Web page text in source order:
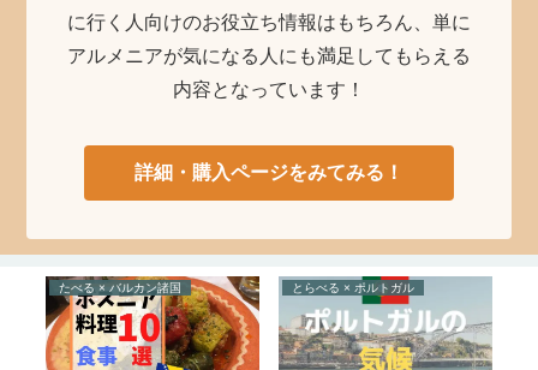
に行く人向けのお役立ち情報はもちろん、単に
アルメニアが気になる人にも満足してもらえる
内容となっています！
詳細・購入ページをみてみる！
たべる × バルカン諸国 とらべる × ポルトガル